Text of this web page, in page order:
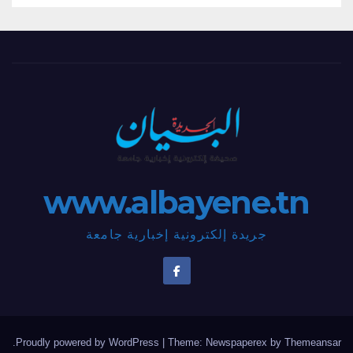
www.albayene.tn
جريدة إلكترونية إخبارية جامعة
Proudly powered by WordPress | Theme: Newspaperex by Themeansar